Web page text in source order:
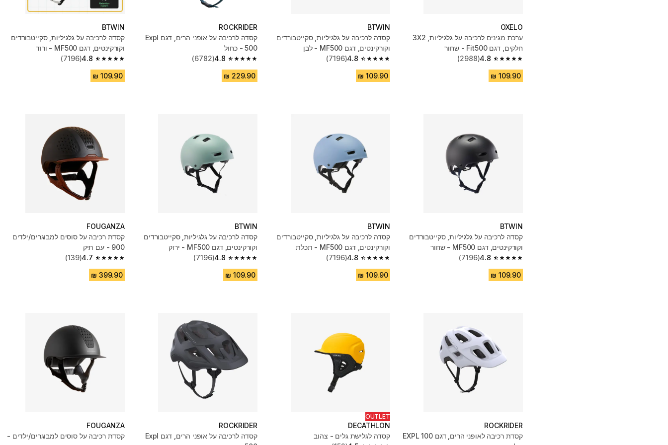
OXELO
ערכת מגינים לרכיבה על גלגיליות, 3X2
חלקים, דגם Fit500 - שחור
4.8
4.8 out of 5 stars from 2988 reviews
(2988)
BTWIN
קסדה לרכיבה על גלגיליות, סקייטבורדים
וקורקינטים, דגם MF500 - לבן
4.8
4.8 out of 5 stars from 7196 reviews
(7196)
ROCKRIDER
קסדה לרכיבה על אופני הרים, דגם Expl
500 - כחול
4.8
4.8 out of 5 stars from 6782 reviews
(6782)
BTWIN
קסדה לרכיבה על גלגיליות, סקייטבורדים
וקורקינטים, דגם MF500 - ורוד
4.8
4.8 out of 5 stars from 7196 reviews
(7196)
BTWIN
קסדה לרכיבה על גלגיליות, סקייטבורדים
וקורקינטים, דגם MF500 - שחור
4.8
4.8 out of 5 stars from 7196 reviews
(7196)
BTWIN
קסדה לרכיבה על גלגיליות, סקייטבורדים
וקורקינטים, דגם MF500 - תכלת
4.8
4.8 out of 5 stars from 7196 reviews
(7196)
BTWIN
קסדה לרכיבה על גלגיליות, סקייטבורדים
וקורקינטים, דגם MF500 - ירוק
4.8
4.8 out of 5 stars from 7196 reviews
(7196)
FOUGANZA
קסדת רכיבה על סוסים למבוגרים/ילדים
900 - עם תיק
4.7
4.7 out of 5 stars from 139 reviews
(139)
ROCKRIDER
קסדת רכיבה לאופני הרים, דגם EXPL 100
OUTLET
DECATHLON
קסדה לגלישת גלים - צהוב
ROCKRIDER
קסדה לרכיבה על אופני הרים, דגם Expl
FOUGANZA
קסדת רכיבה על סוסים למבוגרים/ילדים -